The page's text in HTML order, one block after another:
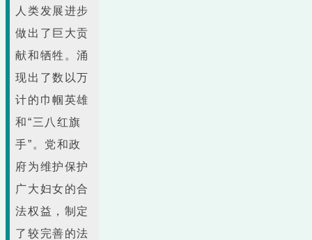
人类发展进步
做出了巨大贡
献和牺牲。涌
现出了数以万
计的巾帼英雄
和“三八红旗
手”。党和政
府为维护保护
广大妇女的合
法权益，制定
了较完善的法